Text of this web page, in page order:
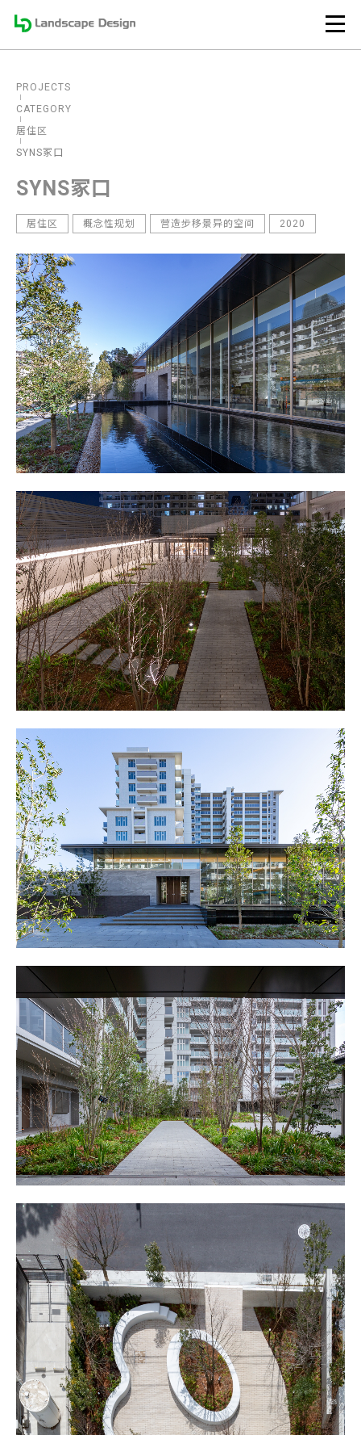
PROJECTS
CATEGORY
居住区
SYNS冢口
SYNS冢口
居住区 概念性规划 营造步移景异的空间 2020